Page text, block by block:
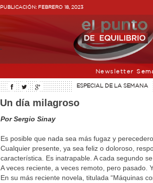
PUBLICACIÓN: FEBRERO 18, 2023
Newsletter
ESPECIAL DE LA SEMANA
Un día milagroso
Por Sergio Sinay
Es posible que nada sea más fugaz y
Cualquier presente, ya sea feliz o doloroso,
característica. Es inatrapable. A cada segundo
A veces reciente, a veces remoto, pero pasado.
En su más reciente novela, titulada “Máquinas